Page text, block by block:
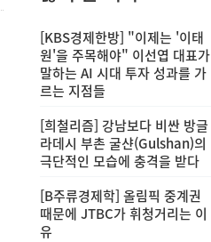
[KBS경제한방] "이제는 '이태
원'을 주목해야" 이선엽 대표가
말하는 AI 시대 투자 성과를 가
르는 지점들
[희철리즘] 강남보다 비싼 방글
라데시 부촌 굴샨(Gulshan)의
극단적인 모습에 충격을 받다
[B주류경제학] 올림픽 중계권
때문에 JTBC가 휘청거리는 이
유